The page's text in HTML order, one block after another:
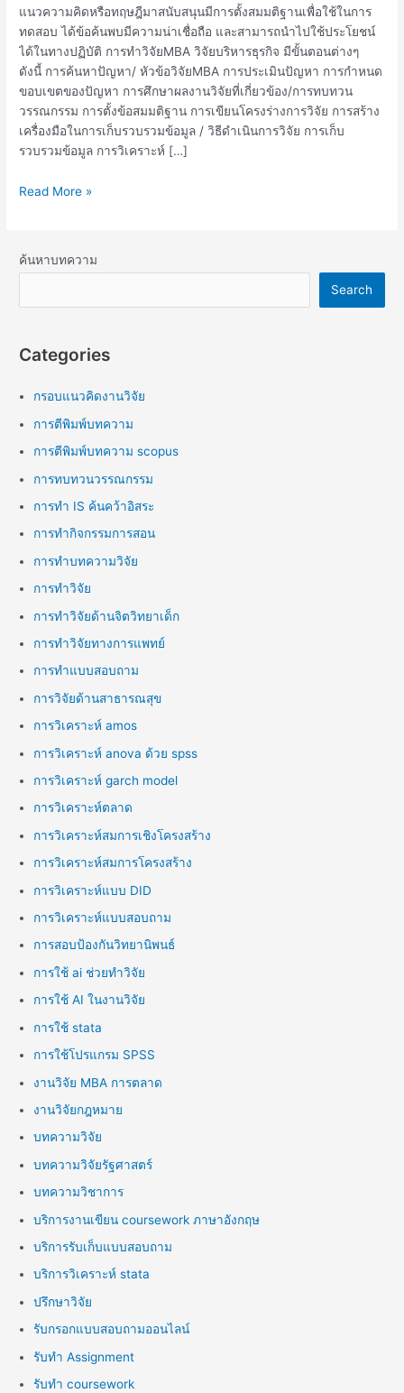
แนวความคิดหรือทฤษฎีมาสนับสนุนมีการตั้งสมมติฐานเพื่อใช้ในการ
ทดสอบ ได้ข้อค้นพบมีความน่าเชื่อถือ และสามารถนำไปใช้ประโยชน์
ได้ในทางปฏิบัติ การทำวิจัยMBA วิจัยบริหารธุรกิจ มีขั้นตอนต่างๆ
ดังนี้ การค้นหาปัญหา/ หัวข้อวิจัยMBA การประเมินปัญหา การกำหนด
ขอบเขตของปัญหา การศึกษาผลงานวิจัยที่เกี่ยวข้อง/การทบทวน
วรรณกรรม การตั้งข้อสมมติฐาน การเขียนโครงร่างการวิจัย การสร้าง
เครื่องมือในการเก็บรวบรวมข้อมูล / วิธีดำเนินการวิจัย การเก็บ
รวบรวมข้อมูล การวิเคราะห์ […]
Read More »
ค้นหาบทความ
Search
Categories
กรอบแนวคิดงานวิจัย
การตีพิมพ์บทความ
การตีพิมพ์บทความ scopus
การทบทวนวรรณกรรม
การทำ IS ค้นคว้าอิสระ
การทำกิจกรรมการสอน
การทำบทความวิจัย
การทำวิจัย
การทำวิจัยด้านจิตวิทยาเด็ก
การทำวิจัยทางการแพทย์
การทำแบบสอบถาม
การวิจัยด้านสาธารณสุข
การวิเคราะห์ amos
การวิเคราะห์ anova ด้วย spss
การวิเคราะห์ garch model
การวิเคราะห์ตลาด
การวิเคราะห์สมการเชิงโครงสร้าง
การวิเคราะห์สมการโครงสร้าง
การวิเคราะห์แบบ DID
การวิเคราะห์แบบสอบถาม
การสอบป้องกันวิทยานิพนธ์
การใช้ ai ช่วยทำวิจัย
การใช้ AI ในงานวิจัย
การใช้ stata
การใช้โปรแกรม SPSS
งานวิจัย MBA การตลาด
งานวิจัยกฎหมาย
บทความวิจัย
บทความวิจัยรัฐศาสตร์
บทความวิชาการ
บริการงานเขียน coursework ภาษาอังกฤษ
บริการรับเก็บแบบสอบถาม
บริการวิเคราะห์ stata
ปรึกษาวิจัย
รับกรอกแบบสอบถามออนไลน์
รับทำ Assignment
รับทำ coursework